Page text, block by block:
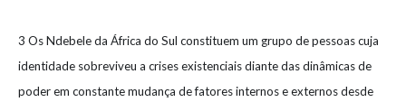
3 Os Ndebele da África do Sul constituem um grupo de pessoas cuja
identidade sobreviveu a crises existenciais diante das dinâmicas de
poder em constante mudança de fatores internos e externos desde